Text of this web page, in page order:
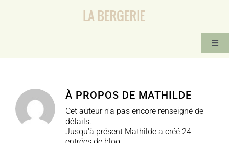
STAGES ET ÉVÈNEMENTS
CONTACT-IMPROVISATION
À PROPOS DE MATHILDE
Cet auteur n'a pas encore renseigné de
détails.
Jusqu'à présent Mathilde a créé 24